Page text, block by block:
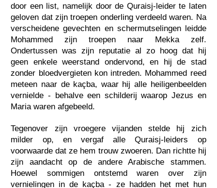
door een list, namelijk door de Quraisj-leider te laten
geloven dat zijn troepen onderling verdeeld waren. Na
verscheidene gevechten en schermutselingen leidde
Mohammed zijn troepen naar Mekka zelf.
Ondertussen was zijn reputatie al zo hoog dat hij
geen enkele weerstand ondervond, en hij de stad
zonder bloedvergieten kon intreden. Mohammed reed
meteen naar de kaçba, waar hij alle heiligenbeelden
vernielde - behalve een schilderij waarop Jezus en
Maria waren afgebeeld.
Tegenover zijn vroegere vijanden stelde hij zich
milder op, en vergaf alle Quraisj-leiders op
voorwaarde dat ze hem trouw zwoeren. Dan richtte hij
zijn aandacht op de andere Arabische stammen.
Hoewel sommigen ontstemd waren over zijn
vernielingen in de kaçba - ze hadden het met hun